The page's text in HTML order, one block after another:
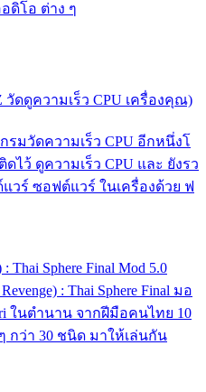
ดิโอ ต่าง ๆ
วัดดูความเร็ว CPU เครื่องคุณ)
รมวัดความเร็ว CPU อีกหนึ่งโ
ว้ ดูความเร็ว CPU และ ยังรว
วร์ ซอฟต์แวร์ ในเครื่องด้วย ฟ
Thai Sphere Final Mod 5.0
: Thai Sphere Final มอ
ในตำนาน จากฝีมือคนไทย 10
กว่า 30 ชนิด มาให้เล่นกัน